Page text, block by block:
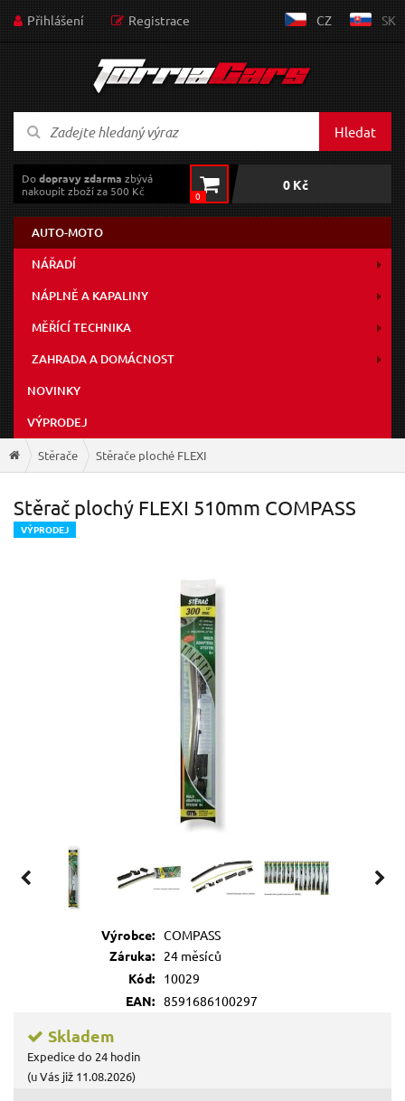
Přihlášení Registrace CZ SK
Hledat
Dodopravy zdarma zbývá
nakoupit zboží za 500 Kč
0
0 Kč
AUTO-MOTO
NÁŘADÍ
NÁPLNĚ A KAPALINY
MĚŘÍCÍ TECHNIKA
ZAHRADA A DOMÁCNOST
NOVINKY
VÝPRODEJ
Stěrače Stěrače ploché FLEXI
Stěrač plochý FLEXI 510mm COMPASS
VÝPRODEJ
Výrobce: COMPASS
Záruka:
24 měsíců
Kód:
10029
EAN: 8591686100297
Skladem
Expedice do 24 hodin
(u Vás již 11.08.2026)